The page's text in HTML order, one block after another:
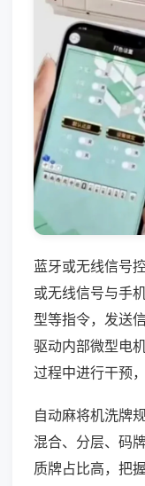
蓝牙或无线信号
或无线信号与手
型等指令，发送
驱动内部微型电
过程中进行干预
自动麻将机洗牌
混合、分层、码
质牌占比高，把